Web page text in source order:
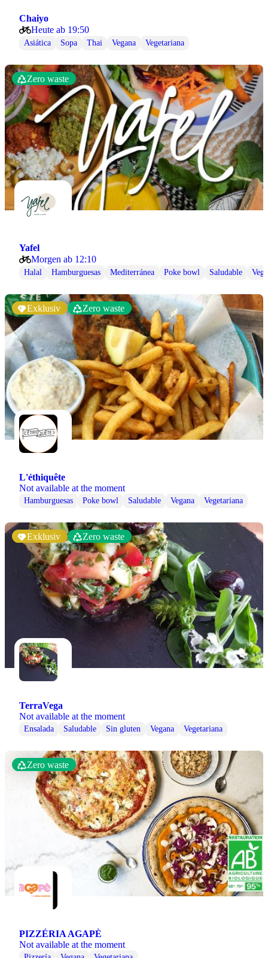
Chaiyo
Heute ab 19:50
Asiática Sopa Thai Vegana Vegetariana
Zero waste
Yafel
Morgen ab 12:10
Halal Hamburguesas Mediterránea Poke bowl Saludable
Exklusiv Zero waste
L'éthiquête
Not available at the moment
Hamburguesas Poke bowl Saludable Vegana Vegetariana
Exklusiv Zero waste
TerraVega
Not available at the moment
Ensalada Saludable Sin gluten Vegana Vegetariana
Zero waste
PIZZÉRIA AGAPÈ
Not available at the moment